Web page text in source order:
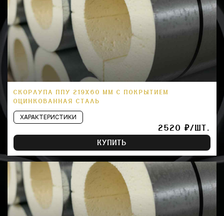
СКОРЛУПА ППУ 219Х60 ММ С ПОКРЫТИЕМ
ОЦИНКОВАННАЯ СТАЛЬ
ХАРАКТЕРИСТИКИ
2520 ₽/ШТ.
КУПИТЬ